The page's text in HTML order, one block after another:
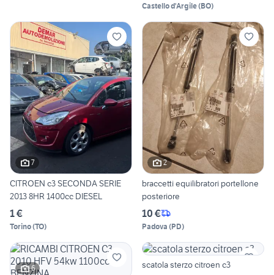
Castello d'Argile(BO)
7
CITROEN c3 SECONDA SERIE
2013 8HR 1400cc DIESEL
1 €
Torino(TO)
2
braccetti equilibratori portellone
posteriore
10 €
Padova (PD)
6 scatola sterzo citroen c3